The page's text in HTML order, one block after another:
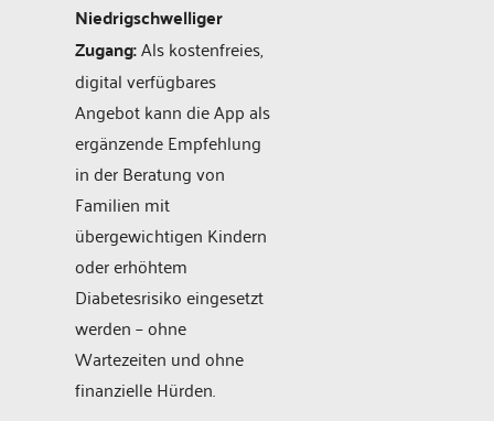
Niedrigschwelliger
Zugang:Als kostenfreies,
digital verfügbares
Angebot kann die App als
ergänzende Empfehlung
in der Beratung von
Familien mit
übergewichtigen Kindern
oder erhöhtem
Diabetesrisiko eingesetzt
werden – ohne
Wartezeiten und ohne
finanzielle Hürden.